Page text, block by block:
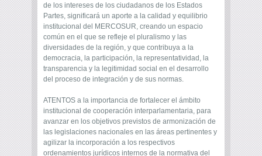
de los intereses de los ciudadanos de los Estados
Partes, significará un aporte a la calidad y equilibrio
institucional del MERCOSUR, creando un espacio
común en el que se refleje el pluralismo y las
diversidades de la región, y que contribuya a la
democracia, la participación, la representatividad, la
transparencia y la legitimidad social en el desarrollo
del proceso de integración y de sus normas.
ATENTOS a la importancia de fortalecer el ámbito
institucional de cooperación interparlamentaria, para
avanzar en los objetivos previstos de armonización de
las legislaciones nacionales en las áreas pertinentes y
agilizar la incorporación a los respectivos
ordenamientos jurídicos internos de la normativa del